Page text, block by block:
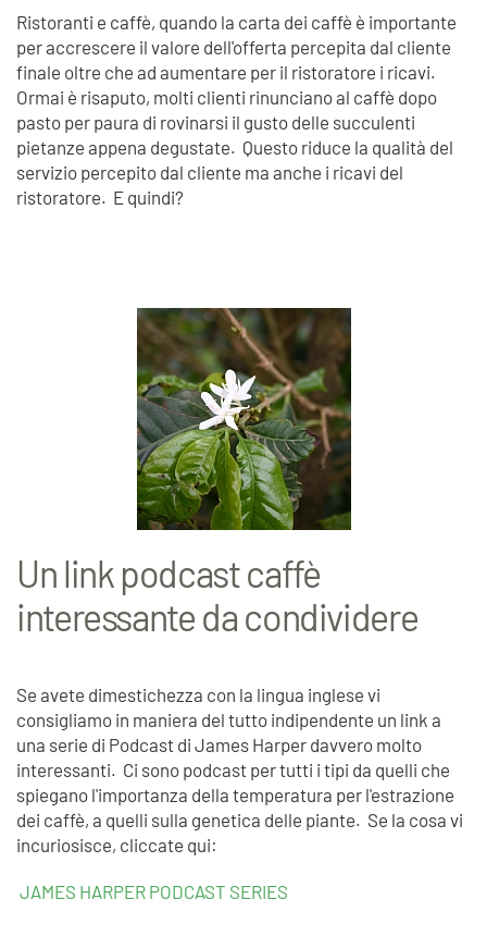
Ristoranti e caffè, quando la carta dei caffè è importante
per accrescere il valore dell'offerta percepita dal cliente
finale oltre che ad aumentare per il ristoratore i ricavi.
Ormai è risaputo, molti clienti rinunciano al caffè dopo
pasto per paura di rovinarsi il gusto delle succulenti
pietanze appena degustate. Questo riduce la qualità del
servizio percepito dal cliente ma anche i ricavi del
ristoratore. E quindi?
Un link podcast caffè
interessante da condividere
Se avete dimestichezza con la lingua inglese vi
consigliamo in maniera del tutto indipendente un link a
una serie di Podcast di James Harper davvero molto
interessanti. Ci sono podcast per tutti i tipi da quelli che
spiegano l'importanza della temperatura per l'estrazione
dei caffè, a quelli sulla genetica delle piante. Se la cosa vi
incuriosisce, cliccate qui:
JAMES HARPER PODCAST SERIES